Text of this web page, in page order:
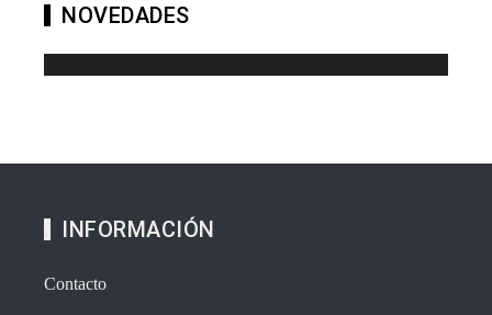
NOVEDADES
INFORMACIÓN
Contacto